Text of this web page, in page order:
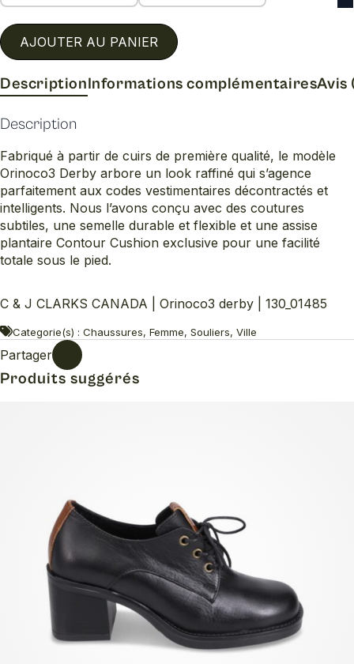
AJOUTER AU PANIER
DescriptionInformations complémentairesAvis
Description
Fabriqué à partir de cuirs de première qualité, le modèle
Orinoco3 Derby arbore un look raffiné qui s’agence
parfaitement aux codes vestimentaires décontractés et
intelligents. Nous l’avons conçu avec des coutures
subtiles, une semelle durable et flexible et une assise
plantaire Contour Cushion exclusive pour une facilité
totale sous le pied.
C & J CLARKS CANADA | Orinoco3 derby | 130_01485
Categorie(s) : Chaussures, Femme, Souliers, Ville
Partager
Produits suggérés